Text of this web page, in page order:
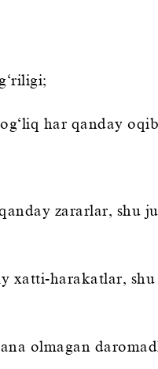
har qanday
zararlar, shu
xatti-harakatlar, shu
olmagan